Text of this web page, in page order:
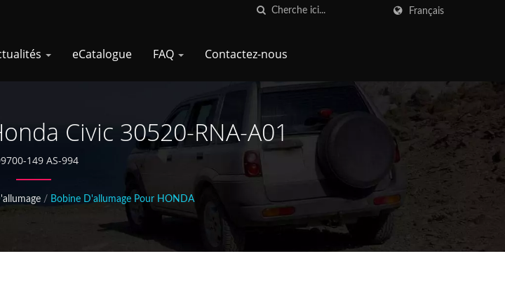
Français
eCatalogue FAQ Contactez-nous
Civic 30520-RNA-A01
149 AS-994
/ Bobine D'allumage Pour HONDA